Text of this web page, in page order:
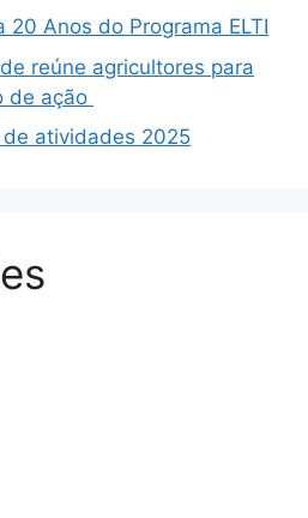
20 Anos do Programa ELTI
reúne agricultores para
de ação
de atividades 2025